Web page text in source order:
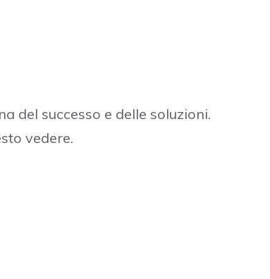
del successo e delle soluzioni.
vedere.